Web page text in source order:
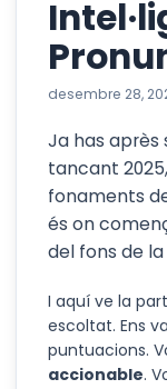
desembre 28,
Ja has après
tancant
fonaments
és on
del fons de
I aquí ve la
escoltat. Ens
puntuacions.
accionable.